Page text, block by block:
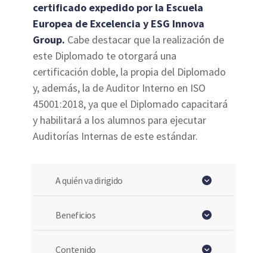
certificado expedido por la Escuela
Europea de Excelencia y ESG Innova
Group. Cabe destacar que la realización de
este Diplomado te otorgará una
certificación doble, la propia del Diplomado
y, además, la de Auditor Interno en ISO
45001:2018, ya que el Diplomado capacitará
y habilitará a los alumnos para ejecutar
Auditorías Internas de este estándar.
A quién va dirigido
Beneficios
Contenido